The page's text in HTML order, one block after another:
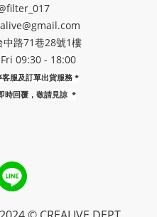
中路71巷28號1樓
09:30 - 18:00
服及訂單出貨服務 *
時回覆，敬請見諒 *